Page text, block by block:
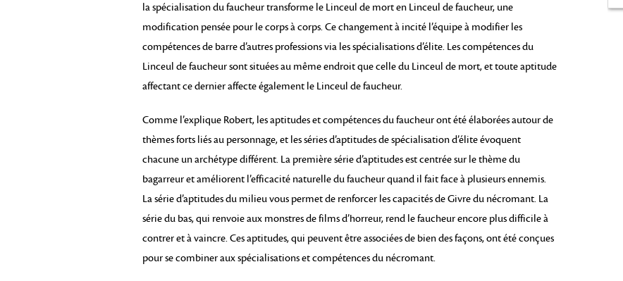
la spécialisation du faucheur transforme le Linceul de mort en Linceul de faucheur, une
modification pensée pour le corps à corps. Ce changement à incité l’équipe à modifier les
compétences de barre d’autres professions via les spécialisations d’élite. Les compétences du
Linceul de faucheur sont situées au même endroit que celle du Linceul de mort, et toute aptitude
affectant ce dernier affecte également le Linceul de faucheur.
Comme l’explique Robert, les aptitudes et compétences du faucheur ont été élaborées autour de
thèmes forts liés au personnage, et les séries d’aptitudes de spécialisation d’élite évoquent
chacune un archétype différent. La première série d’aptitudes est centrée sur le thème du
bagarreur et améliorent l’efficacité naturelle du faucheur quand il fait face à plusieurs ennemis.
La série d’aptitudes du milieu vous permet de renforcer les capacités de Givre du nécromant. La
série du bas, qui renvoie aux monstres de films d’horreur, rend le faucheur encore plus difficile à
contrer et à vaincre. Ces aptitudes, qui peuvent être associées de bien des façons, ont été conçues
pour se combiner aux spécialisations et compétences du nécromant.